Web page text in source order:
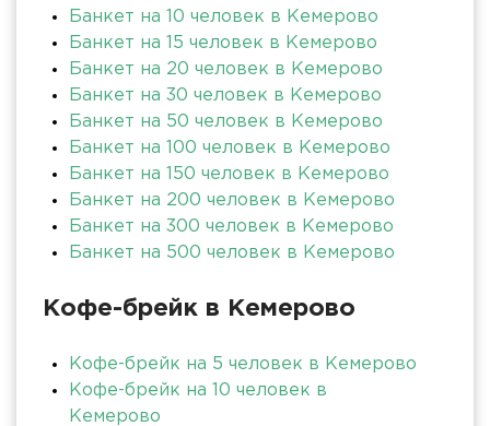
Банкет на 10 человек в Кемерово
Банкет на 15 человек в Кемерово
Банкет на 20 человек в Кемерово
Банкет на 30 человек в Кемерово
Банкет на 50 человек в Кемерово
Банкет на 100 человек в Кемерово
Банкет на 150 человек в Кемерово
Банкет на 200 человек в Кемерово
Банкет на 300 человек в Кемерово
Банкет на 500 человек в Кемерово
Кофе-брейк в Кемерово
Кофе-брейк на 5 человек в Кемерово
Кофе-брейк на 10 человек в
Кемерово